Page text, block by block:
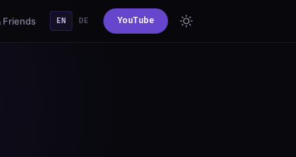
Friends EN DE YouTube